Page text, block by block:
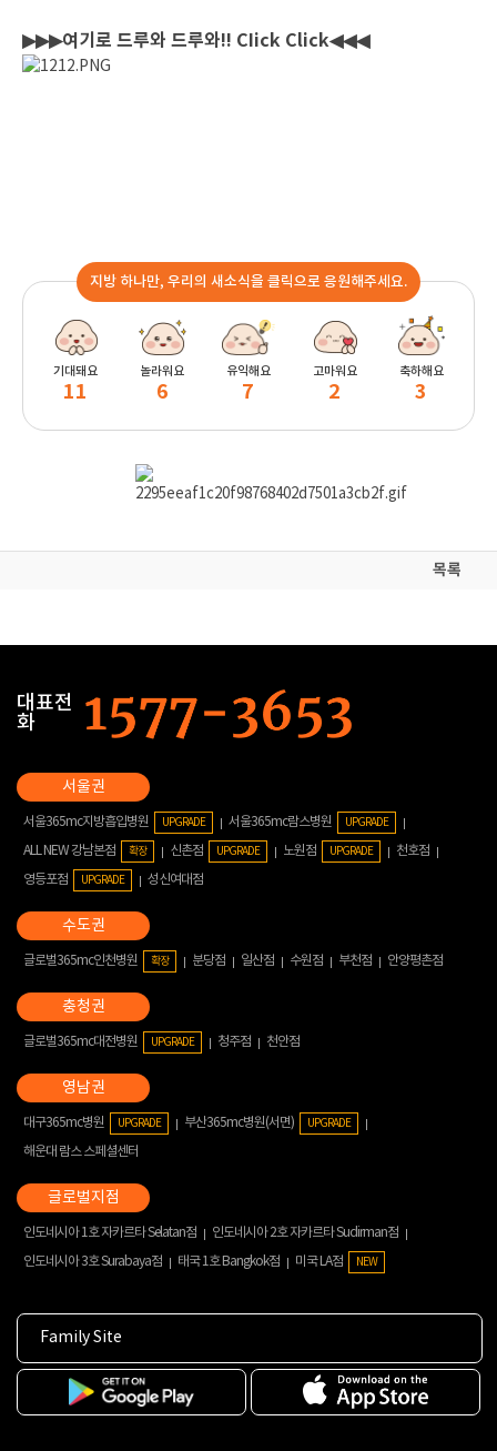
▶▶▶여기로 드루와 드루와!! CIick Click◀◀◀
지방 하나만, 우리의 새소식을 클릭으로 응원해주세요.
기대돼요
11
놀라워요
6
유익해요
7
고마워요
2
축하해요
3
목록
대표전
화
서울365mc지방흡입병원 UPGRADE 서울365mc람스병원 UPGRADE
ALL NEW 강남본점 확장 신촌점 UPGRADE 노원점 UPGRADE
천호점
영등포점
UPGRADE 성신여대점
글로벌365mc인천병원 확장 분당점 일산점 수원점 부천점 안양평촌점
글로벌365mc대전병원 UPGRADE 청주점 천안점
대구365mc병원 UPGRADE 부산365mc병원(서면) UPGRADE
해운대 람스 스페셜센터
인도네시아 1호 자카르타 Selatan점
인도네시아 2호 자카르타 Sudirman점
인도네시아 3호 Surabaya점
태국 1호 Bangkok점 미국 LA점 NEW
Family Site